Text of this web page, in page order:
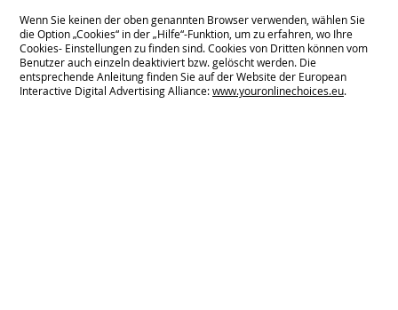
Wenn Sie keinen der oben genannten Browser verwenden, wählen Sie
die Option „Cookies“ in der „Hilfe“-Funktion, um zu erfahren, wo Ihre
Cookies- Einstellungen zu finden sind. Cookies von Dritten können vom
Benutzer auch einzeln deaktiviert bzw. gelöscht werden. Die
entsprechende Anleitung finden Sie auf der Website der European
Interactive Digital Advertising Alliance:www.youronlinechoices.eu.